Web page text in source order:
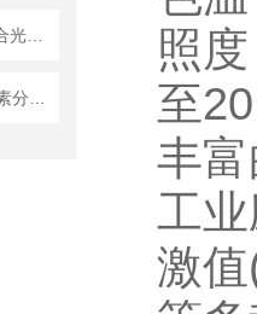
照度
至
丰
工
激